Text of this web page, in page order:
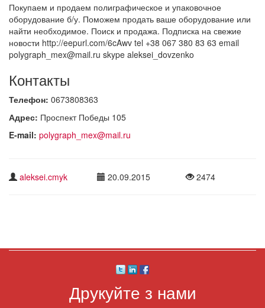
Покупаем и продаем полиграфическое и упаковочное
оборудование б/у. Поможем продать ваше оборудование или
найти необходимое. Поиск и продажа. Подписка на свежие
новости http://eepurl.com/6cAwv tel +38 067 380 83 63 email
polygraph_mex@mail.ru skype aleksei_dovzenko
Контакты
Телефон: 0673808363
Адрес: Проспект Победы 105
E-mail: polygraph_mex@mail.ru
aleksei.cmyk 20.09.2015 2474
Друкуйте з нами